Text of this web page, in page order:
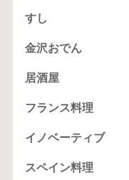
すし
金沢おでん
居酒屋
フランス料理
イノベーティブ
スペイン料理